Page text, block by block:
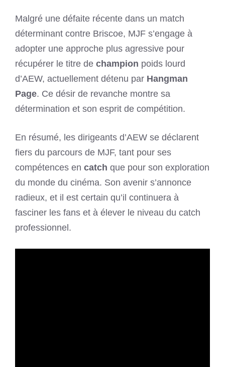
Malgré une défaite récente dans un match
déterminant contre Briscoe, MJF s’engage à
adopter une approche plus agressive pour
récupérer le titre de champion poids lourd
d’AEW, actuellement détenu par Hangman
Page. Ce désir de revanche montre sa
détermination et son esprit de compétition.
En résumé, les dirigeants d’AEW se déclarent
fiers du parcours de MJF, tant pour ses
compétences en catch que pour son exploration
du monde du cinéma. Son avenir s’annonce
radieux, et il est certain qu’il continuera à
fasciner les fans et à élever le niveau du catch
professionnel.